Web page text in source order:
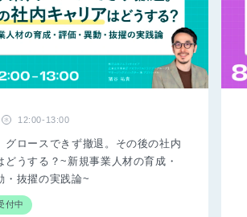
水 12:00-13:00
グロースできず撤退。その後の社内
どうする？~新規事業人材の育成・
・抜擢の実践論~
付中